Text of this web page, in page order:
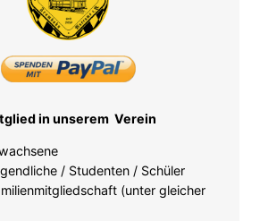
in unserem Verein
/ Studenten / Schüler
(unter gleicher